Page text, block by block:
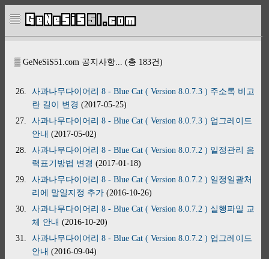
▒ GeNeSiS51.com 공지사항... (총 183건)
26.
사과나무다이어리 8 - Blue Cat ( Version 8.0.7.3 ) 주소록 비고
란 길이 변경 (2017-05-25)
27.
사과나무다이어리 8 - Blue Cat ( Version 8.0.7.3 ) 업그레이드
안내 (2017-05-02)
28.
사과나무다이어리 8 - Blue Cat ( Version 8.0.7.2 ) 일정관리 음
력표기방법 변경 (2017-01-18)
29.
사과나무다이어리 8 - Blue Cat ( Version 8.0.7.2 ) 일정일괄처
리에 말일지정 추가 (2016-10-26)
30.
사과나무다이어리 8 - Blue Cat ( Version 8.0.7.2 ) 실행파일 교
체 안내 (2016-10-20)
31.
사과나무다이어리 8 - Blue Cat ( Version 8.0.7.2 ) 업그레이드
안내 (2016-09-04)